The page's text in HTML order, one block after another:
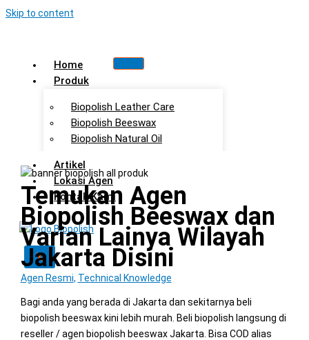
Skip to content
Home
Produk
Biopolish Leather Care
Biopolish Beeswax
Biopolish Natural Oil
Artikel
Lokasi Agen
Kontak Kami
X
Temukan Agen
Biopolish Beeswax dan
Varian Lainya Wilayah
Jakarta Disini
Agen Resmi, Technical Knowledge
Bagi anda yang berada di Jakarta dan sekitarnya beli
biopolish beeswax kini lebih murah. Beli biopolish langsung di
reseller / agen biopolish beeswax Jakarta. Bisa COD alias